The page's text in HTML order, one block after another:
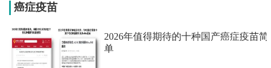
癌症疫苗
2026年值得期待的十种国产癌症疫苗简
单